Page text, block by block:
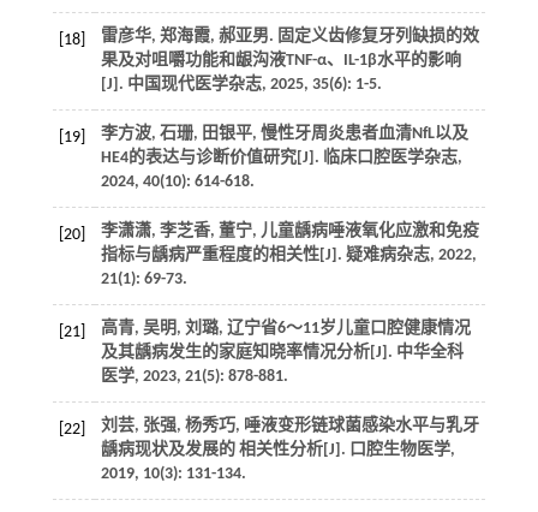
[18]
雷彦华, 郑海霞, 郝亚男. 固定义齿修复牙列缺损的效
果及对咀嚼功能和龈沟液TNF-α、IL-1β水平的影响
[J]. 中国现代医学杂志, 2025, 35(6): 1-5.
[19]
李方波, 石珊, 田银平, 慢性牙周炎患者血清NfL以及
HE4的表达与诊断价值研究[J]. 临床口腔医学杂志,
2024, 40(10): 614-618.
[20]
李潇潇, 李芝香, 董宁, 儿童龋病唾液氧化应激和免疫
指标与龋病严重程度的相关性[J]. 疑难病杂志, 2022,
21(1): 69-73.
[21]
高青, 吴明, 刘璐, 辽宁省6～11岁儿童口腔健康情况
及其龋病发生的家庭知晓率情况分析[J]. 中华全科
医学, 2023, 21(5): 878-881.
[22]
刘芸, 张强, 杨秀巧, 唾液变形链球菌感染水平与乳牙
龋病现状及发展的 相关性分析[J]. 口腔生物医学,
2019, 10(3): 131-134.